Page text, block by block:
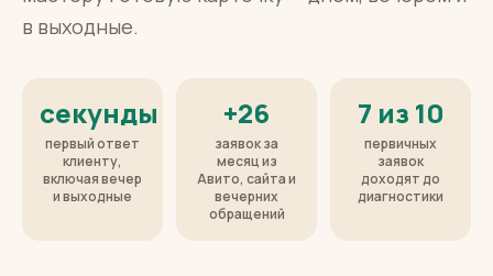
в выходные.
секунды
первый ответ
клиенту,
включая вечер
и выходные
+26
заявок за
месяц из
Авито, сайта и
вечерних
обращений
7 из 10
первичных
заявок
доходят до
диагностики